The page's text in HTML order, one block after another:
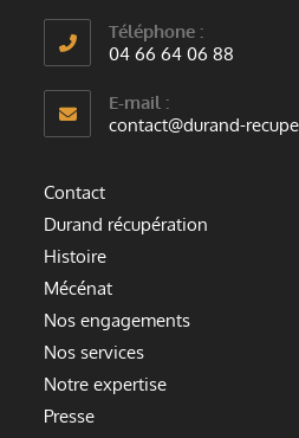
Téléphone :
04 66 64 06 88
E-mail :
contact@durand-
Contact
Durand récupération
Histoire
Mécénat
Nos engagements
Nos services
Notre expertise
Presse